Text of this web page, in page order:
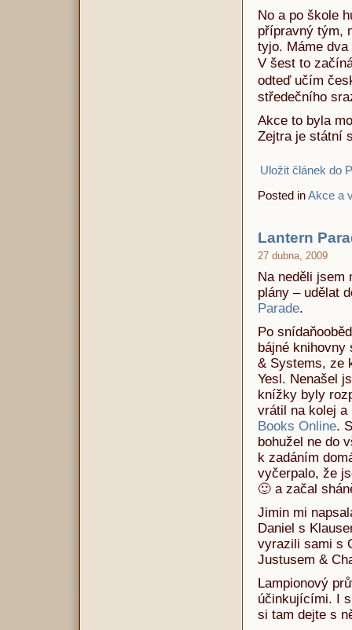
No a po škole
přípravný tým,
tyjo. Máme
V šest to
odteď učím
středečního
Akce to byla
Zejtra je státní
Uložit článek do
Posted inAkce a
Lantern
27 dubna, 2009
Na neděli jsem
plány – udělat
Parade.
Po
bájné knihovny
& Systems, ze
Yesl. Nenašel
knížky byly
vrátil na kolej
Books Online.
bohužel ne do
k zadáním
vyčerpalo, že
🙂 a začal
Jimin mi
Daniel s
vyrazili sami s
Justusem &
Lampionový
účinkujícími. I
si tam dejte s